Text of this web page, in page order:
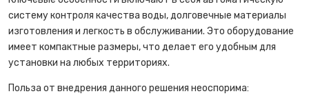
систему контроля качества воды, долговечные материалы
изготовления и легкость в обслуживании. Это оборудование
имеет компактные размеры, что делает его удобным для
установки на любых территориях.
Польза от внедрения данного решения неоспорима: